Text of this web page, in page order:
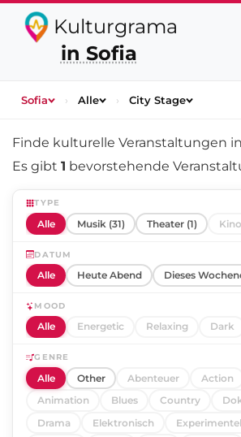
Kulturgrama
in Sofia
Sofia › Alle › City Stage
Finde kulturelle Veranstaltungen
Es gibt 1 bevorstehende
TYPE
Alle Musik (31) Theater (1)
DATUM
Alle Heute Abend Dieses
MOOD
Alle Energetic Relaxing Dark
GENRE
Alle Other Abenteuer Action
Animation
Blues Country
Drama
Elektronisch